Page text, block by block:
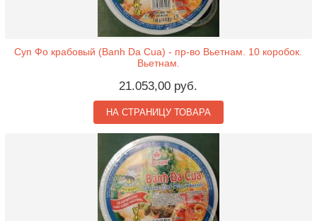
Суп Фо крабовый (Banh Da Cua) - пр-во Вьетнам. 10 коробок.
Вьетнам.
21.053,00 руб.
НА СТРАНИЦУ ТОВАРА